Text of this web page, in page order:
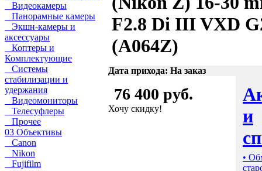
Видеокамеры
Панорамные камеры
Экшн-камеры и
аксессуары
Коптеры и
Комплектующие
Системы
стабилизации и
удержания
Видеомониторы
Телесуфлеры
Прочее
03 Объективы
Canon
Nikon
Fujifilm
F2.8 Di III VXD
(A064Z)
Дата прихода: На заказ
76 400 руб.
Хочу скидку!
и
•